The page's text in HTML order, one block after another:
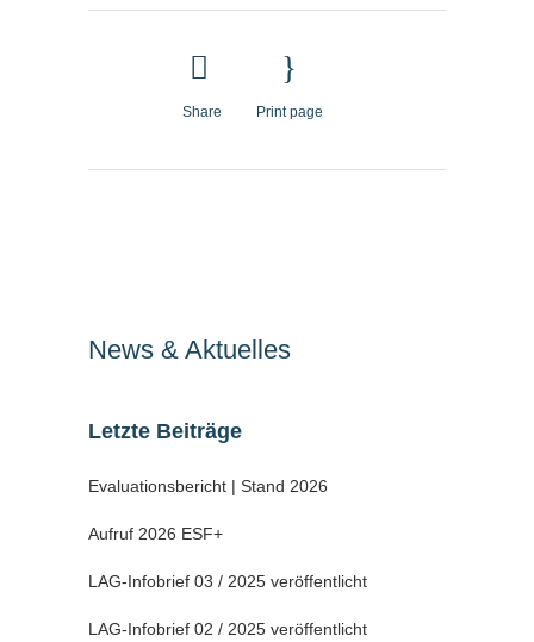
Share Print page
News & Aktuelles
Letzte Beiträge
Evaluationsbericht | Stand 2026
Aufruf 2026 ESF+
LAG-Infobrief 03 / 2025 veröffentlicht
LAG-Infobrief 02 / 2025 veröffentlicht